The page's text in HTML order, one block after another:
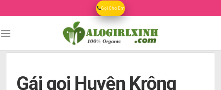
to
Gọi Cho Em
Gái gọi Huyện Krông